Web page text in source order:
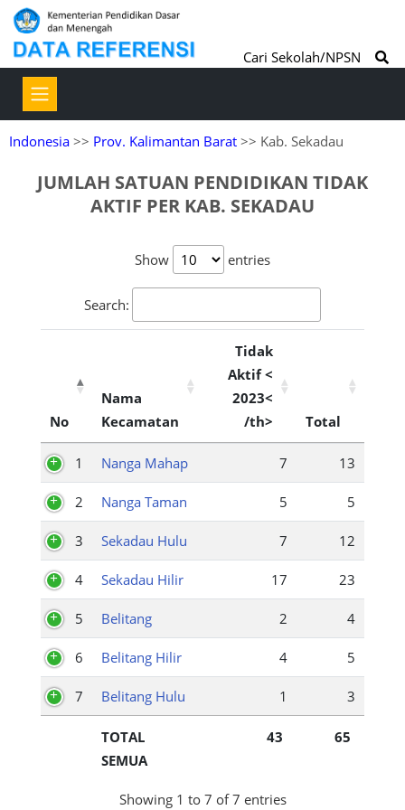
Cari Sekolah/NPSN
Indonesia >> Prov. Kalimantan Barat >> Kab. Sekadau
JUMLAH SATUAN PENDIDIKAN TIDAK
AKTIF PER KAB. SEKADAU
Show entries
Search:
No
Nama
Kecamatan
Tidak
Aktif <
2023<
/th>
Total
1 Nanga Mahap 7 13
2 Nanga Taman 5 5
3 Sekadau Hulu 7 12
4 Sekadau Hilir 17 23
5 Belitang 2 4
6 Belitang Hilir 4 5
7 Belitang Hulu 1 3
TOTAL
SEMUA
43 65
Showing 1 to 7 of 7 entries